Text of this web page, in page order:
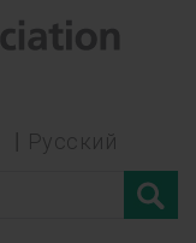
Русский